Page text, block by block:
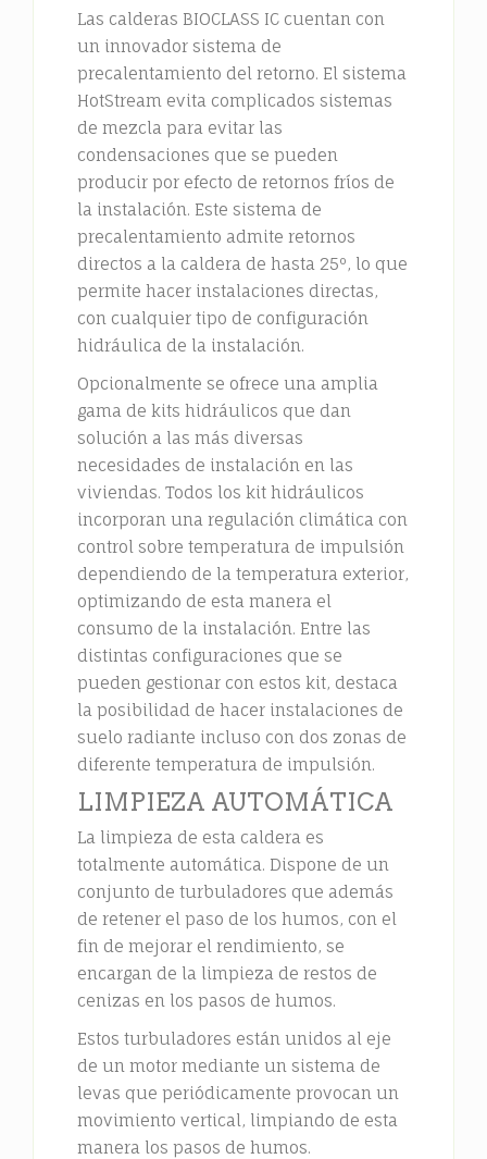
Las calderas BIOCLASS IC cuentan con
un innovador sistema de
precalentamiento del retorno. El sistema
HotStream evita complicados sistemas
de mezcla para evitar las
condensaciones que se pueden
producir por efecto de retornos fríos de
la instalación. Este sistema de
precalentamiento admite retornos
directos a la caldera de hasta 25º, lo que
permite hacer instalaciones directas,
con cualquier tipo de configuración
hidráulica de la instalación.
Opcionalmente se ofrece una amplia
gama de kits hidráulicos que dan
solución a las más diversas
necesidades de instalación en las
viviendas. Todos los kit hidráulicos
incorporan una regulación climática con
control sobre temperatura de impulsión
dependiendo de la temperatura exterior,
optimizando de esta manera el
consumo de la instalación. Entre las
distintas configuraciones que se
pueden gestionar con estos kit, destaca
la posibilidad de hacer instalaciones de
suelo radiante incluso con dos zonas de
diferente temperatura de impulsión.
LIMPIEZA AUTOMÁTICA
La limpieza de esta caldera es
totalmente automática. Dispone de un
conjunto de turbuladores que además
de retener el paso de los humos, con el
fin de mejorar el rendimiento, se
encargan de la limpieza de restos de
cenizas en los pasos de humos.
Estos turbuladores están unidos al eje
de un motor mediante un sistema de
levas que periódicamente provocan un
movimiento vertical, limpiando de esta
manera los pasos de humos.